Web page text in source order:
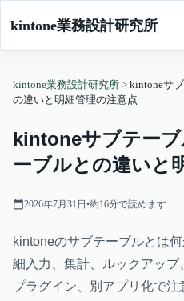
kintone業務設計研究所
kintone業務設計研究所 > kintoneサ
の違いと明細管理の注意点
kintoneサブテー
ーブルとの違いと
2026年7月31日 •約16分で読めます
kintoneのサブテーブルとは
細入力、集計、ルックアップ
プラグイン、別アプリ化で